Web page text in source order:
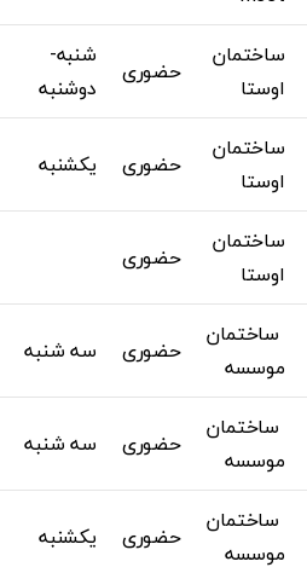
ساختمان
اوستا
حضوری
شنبه-
دوشنبه
ساختمان
اوستا
حضوری یکشنبه
ساختمان
اوستا
حضوری
ساختمان
موسسه
حضوری سه شنبه
ساختمان
موسسه
حضوری سه شنبه
ساختمان
موسسه
حضوری یکشنبه